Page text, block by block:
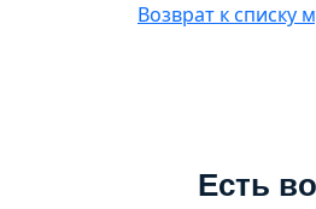
Возврат к списку
Есть